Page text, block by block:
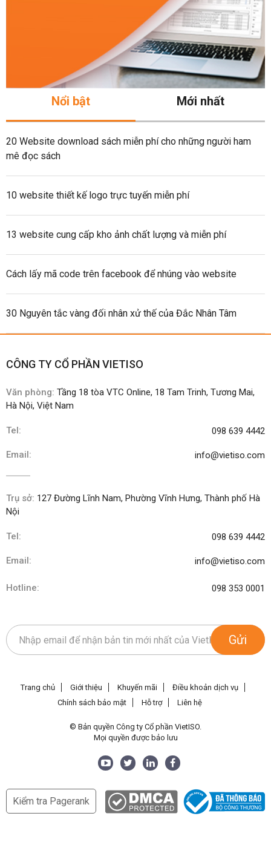
Nổi bật Mới nhất
20 Website download sách miễn phí cho những người ham
mê đọc sách
10 website thiết kế logo trực tuyến miễn phí
13 website cung cấp kho ảnh chất lượng và miễn phí
Cách lấy mã code trên facebook để nhúng vào website
30 Nguyên tắc vàng đối nhân xử thế của Đắc Nhân Tâm
CÔNG TY CỔ PHẦN VIETISO
Văn phòng: Tầng 18 tòa VTC Online, 18 Tam Trinh, Tương Mai,
Hà Nội, Việt Nam
Tel: 098 639 4442
Email: info@vietiso.com
Trụ sở: 127 Đường Lĩnh Nam, Phường Vĩnh Hưng, Thành phố Hà
Nội
Tel: 098 639 4442
Email: info@vietiso.com
Hotline: 098 353 0001
Gửi
Trang chủ Giới thiệu Khuyến mãi
Điều khoản dịch vụ
Chính sách bảo mật
Hỗ trợ Liên hệ
© Bản quyền Công ty Cổ phần VietISO.
Mọi quyền được bảo lưu
Kiểm tra Pagerank